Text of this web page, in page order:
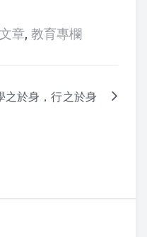
章, 教育專欄
之於身，行之於身